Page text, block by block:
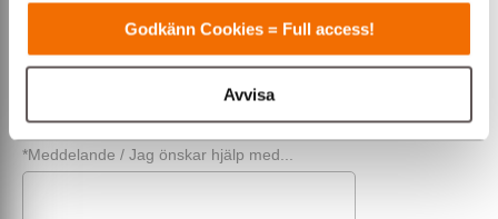
Varmt välkommen till Eventmarket!
Godkänn Cookies = Full access!
Avvisa
*Rubrik / Ämne
*Meddelande / Jag önskar hjälp med...